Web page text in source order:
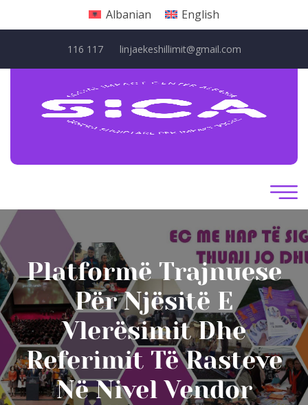
Albanian English
116 117 linjaekeshillimit@gmail.com
Platformë Trajnuese
Për Njësitë E
Vlerësimit Dhe
Referimit Të Rasteve
Në Nivel Vendor